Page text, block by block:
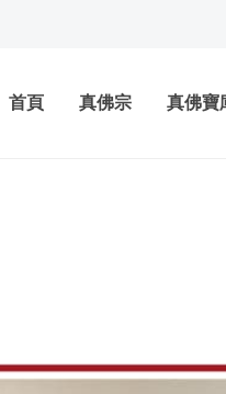
首頁 真佛宗 真佛寶